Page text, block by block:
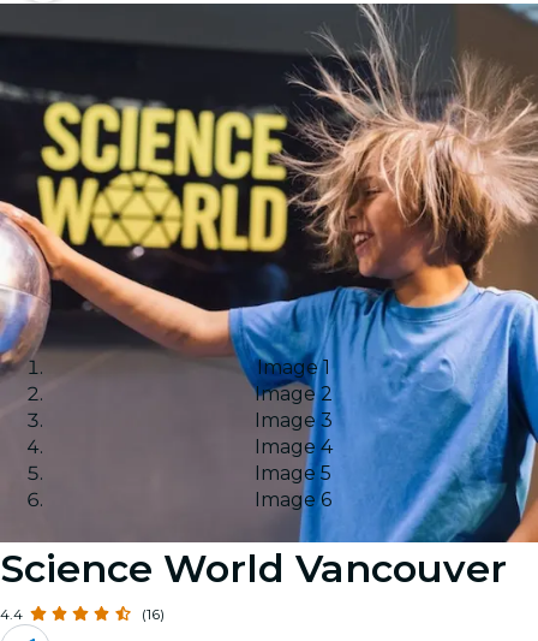
Image 1
Image 2
Image 3
Image 4
Image 5
Image 6
Science World Vancouver
4.4 (16)